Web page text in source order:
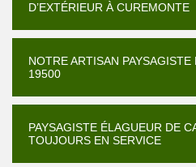
D’EXTÉRIEUR À CUREMONTE
NOTRE ARTISAN
19500
PAYSAGISTE ÉLAGUEUR DE
TOUJOURS EN SERVICE